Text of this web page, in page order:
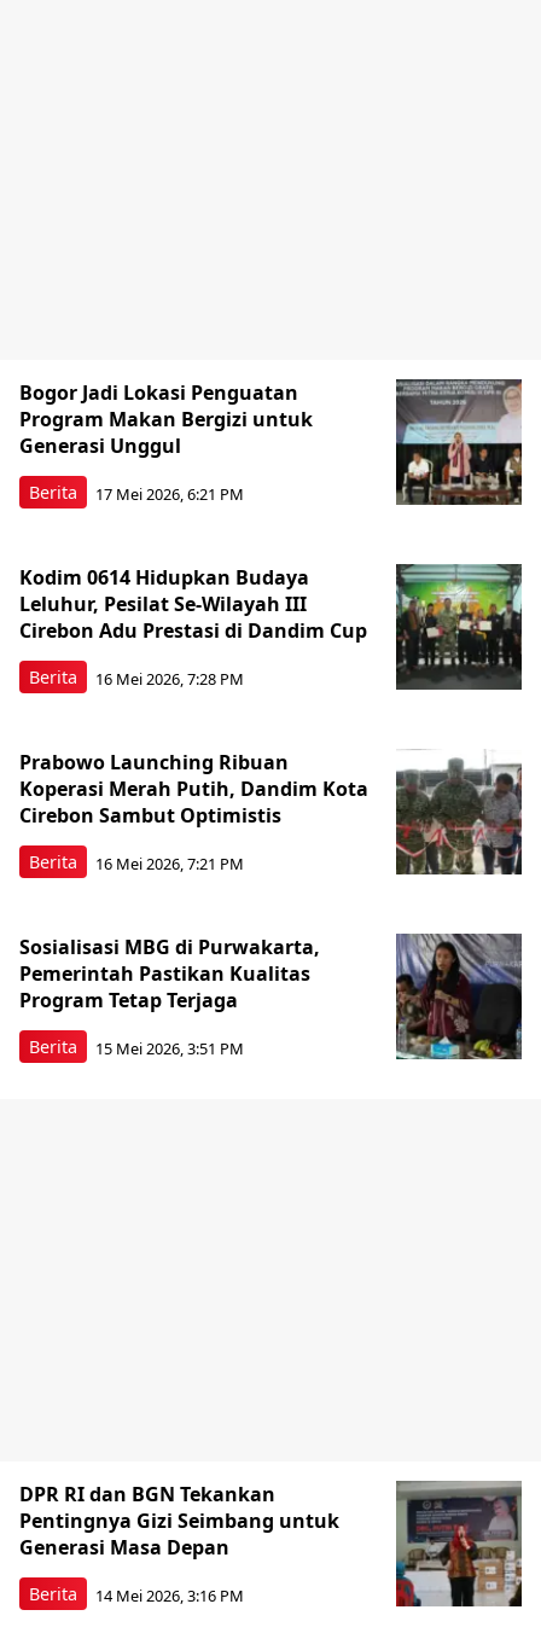
Berita
Bogor Jadi Lokasi Penguatan
Program Makan Bergizi untuk
Generasi Unggul
17 Mei 2026, 6:21 PM
Berita
Kodim 0614 Hidupkan Budaya
Leluhur, Pesilat Se-Wilayah III
Cirebon Adu Prestasi di Dandim Cup
16 Mei 2026, 7:28 PM
Berita
Prabowo Launching Ribuan
Koperasi Merah Putih, Dandim Kota
Cirebon Sambut Optimistis
16 Mei 2026, 7:21 PM
Berita
Sosialisasi MBG di Purwakarta,
Pemerintah Pastikan Kualitas
Program Tetap Terjaga
15 Mei 2026, 3:51 PM
Berita
DPR RI dan BGN Tekankan
Pentingnya Gizi Seimbang untuk
Generasi Masa Depan
14 Mei 2026, 3:16 PM